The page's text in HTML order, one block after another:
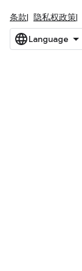
条款 隐私权政策